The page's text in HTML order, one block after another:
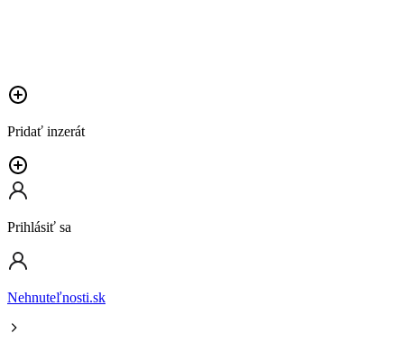
Pridať inzerát
Prihlásiť sa
Nehnuteľnosti.sk